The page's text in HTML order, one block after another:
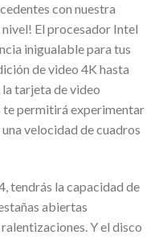
con nuestra
El procesador Intel
inigualable para tus
de video 4K hasta
tarjeta de video
permitirá experimentar
velocidad de cuadros
tendrás la capacidad de
abiertas
Y el disco